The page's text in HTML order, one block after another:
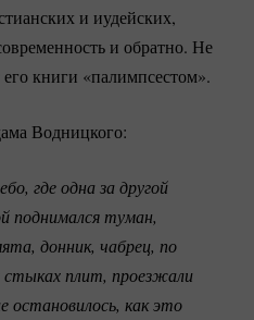
и иудейских,
и обратно. Не
книги «палимпсестом».
Водницкого:
где одна за другой
поднимался туман,
донник, чабрец, по
плит, проезжали
остановилось, как это